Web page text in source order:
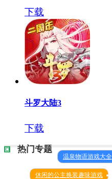
下载
斗罗大陆3
下载
热门专题
温泉物语游戏大全
休闲的公主换装趣味游戏